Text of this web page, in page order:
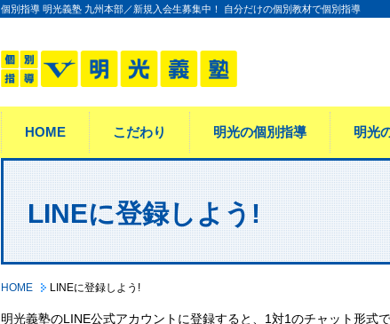
個別指導 明光義塾 九州本部／新規入会生募集中！ 自分だけの個別教材で個別指導
HOME こだわり 明光の個別指導 明光
LINEに登録しよう!
HOME LINEに登録しよう!
明光義塾のLINE公式アカウントに登録すると、1対1のチャット形式